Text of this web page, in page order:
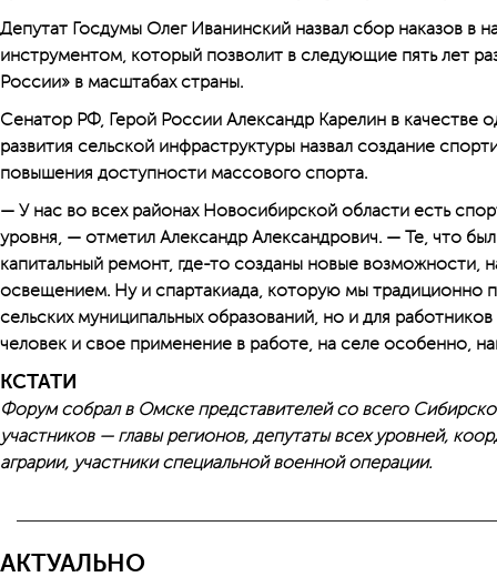
Депутат Госдумы Олег Иванинский назвал сбор наказов в
инструментом, который позволит в следующие пять лет
России» в масштабах страны.
Сенатор РФ, Герой России Александр Карелин в качестве
развития сельской инфраструктуры назвал создание
повышения доступности массового спорта.
— У нас во всех районах Новосибирской области есть
уровня, — отметил Александр Александрович. — Те, что
капитальный ремонт, где-то созданы новые возможности,
освещением. Ну и спартакиада, которую мы традиционно
сельских муниципальных образований, но и для
человек и свое применение в работе, на селе особенно,
КСТАТИ
Форум собрал в Омске представителей со всего
участников — главы регионов, депутаты всех уровней,
аграрии, участники специальной военной операции.
АКТУАЛЬНО